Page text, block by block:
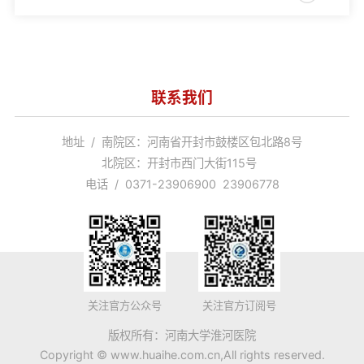
联系我们
地址 / 南院区：河南省开封市鼓楼区包北路8号
北院区：开封市西门大街115号
电话 / 0371-23906900 23906778
关注官方公众号 关注官方订阅号
版权所有：河南大学淮河医院
Copyright © www.huaihe.com.cn,All rights reserved.